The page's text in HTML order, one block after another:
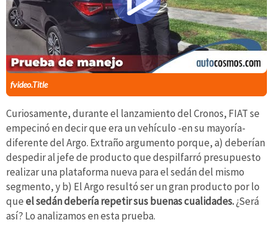
fvideo.Title
Curiosamente, durante el lanzamiento del Cronos, FIAT se
empecinó en decir que era un vehículo -en su mayoría-
diferente del Argo. Extraño argumento porque, a) deberían
despedir al jefe de producto que despilfarró presupuesto
realizar una plataforma nueva para el sedán del mismo
segmento, y b) El Argo resultó ser un gran producto por lo
queel sedán debería repetir sus buenas cualidades.¿Será
así? Lo analizamos en esta prueba.